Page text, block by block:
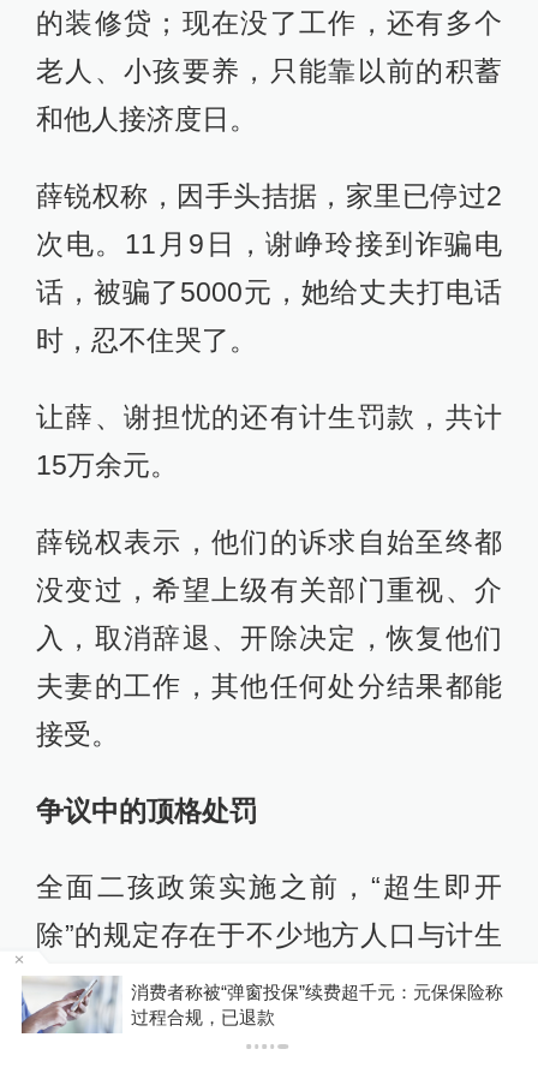
的装修贷；现在没了工作，还有多个
老人、小孩要养，只能靠以前的积蓄
和他人接济度日。
薛锐权称，因手头拮据，家里已停过2
次电。11月9日，谢峥玲接到诈骗电
话，被骗了5000元，她给丈夫打电话
时，忍不住哭了。
让薛、谢担忧的还有计生罚款，共计
15万余元。
薛锐权表示，他们的诉求自始至终都
没变过，希望上级有关部门重视、介
入，取消辞退、开除决定，恢复他们
夫妻的工作，其他任何处分结果都能
接受。
争议中的顶格处罚
全面二孩政策实施之前，“超生即开
除”的规定存在于不少地方人口与计生
条例中。全面二孩政策实施后，许多
地方修改后的人口与计生条例，依然
消费者称被“弹窗投保”续费超千元：元保保险称
过程合规，已退款